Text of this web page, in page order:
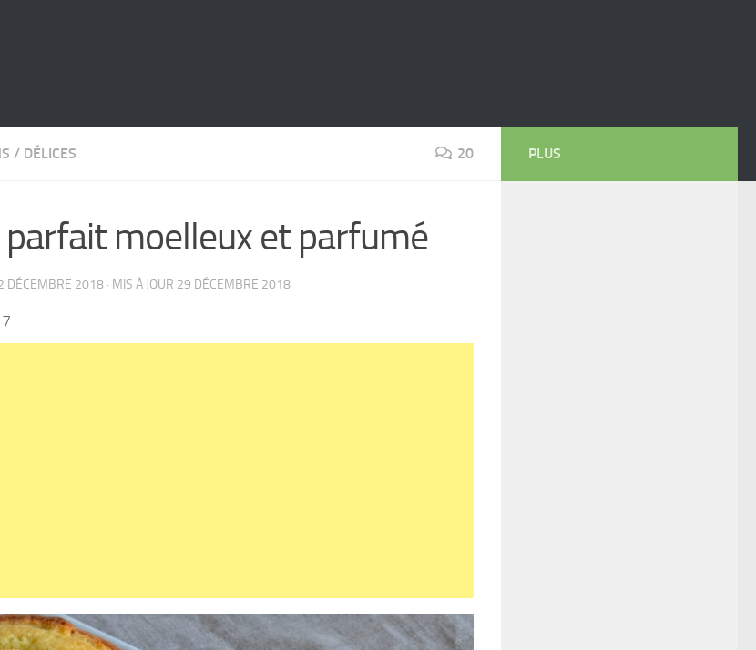
/ DÉLICES 20
parfait moelleux et parfumé
DÉCEMBRE 2018 · MIS À JOUR 29 DÉCEMBRE 2018
PLUS